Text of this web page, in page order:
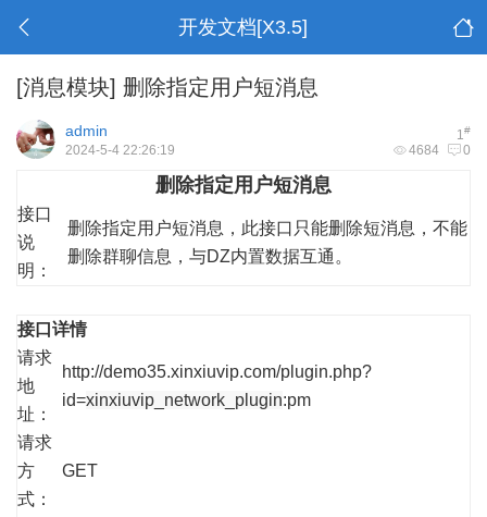
开发文档[X3.5]
[消息模块] 删除指定用户短消息
1#
admin
4684 0
2024-5-4 22:26:19
删除指定用户短消息
接口
说
明：
删除指定用户短消息，此接口只能删除短消息，不能
删除群聊信息，与DZ内置数据互通。
接口详情
请求
地
址：
http://demo35.xinxiuvip.com/plugin.php?
id=xinxiuvip_network_plugin:pm
请求
方
式：
GET